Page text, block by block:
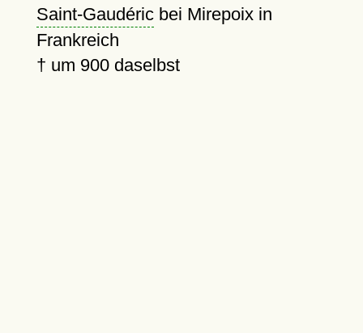
Saint-Gaudéricbei Mirepoix in
Frankreich
† um 900daselbst